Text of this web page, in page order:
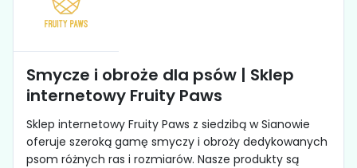
Smycze i obroże dla psów | Sklep
internetowy Fruity Paws
Sklep internetowy Fruity Paws z siedzibą w Sianowie
oferuje szeroką gamę smyczy i obroży dedykowanych
psom różnych ras i rozmiarów. Nasze produkty są